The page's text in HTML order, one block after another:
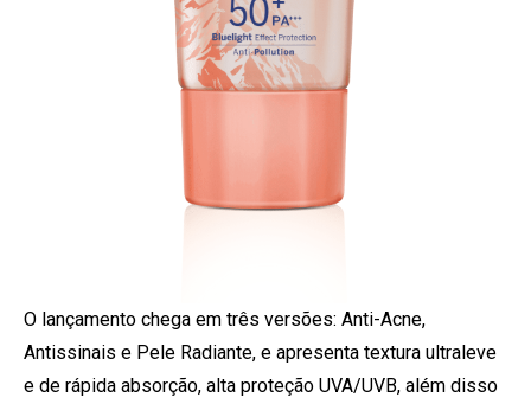
O lançamento chega em três versões: Anti-Acne,
Antissinais e Pele Radiante, e apresenta textura ultraleve
e de rápida absorção, alta proteção UVA/UVB, além disso